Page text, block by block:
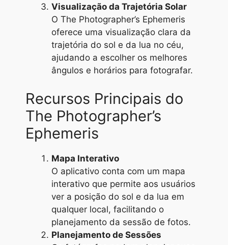
Visualização da Trajetória Solar
O The Photographer’s Ephemeris
oferece uma visualização clara da
trajetória do sol e da lua no céu,
ajudando a escolher os melhores
ângulos e horários para fotografar.
Recursos Principais do
The Photographer’s
Ephemeris
Mapa Interativo
O aplicativo conta com um mapa
interativo que permite aos usuários
ver a posição do sol e da lua em
qualquer local, facilitando o
planejamento da sessão de fotos.
Planejamento de Sessões